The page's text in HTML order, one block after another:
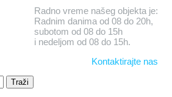
Radno vreme našeg objekta je:
Radnim danima od 08 do 20h,
subotom od 08 do 15h
i nedeljom od 08 do 15h.
Kontaktirajte nas
Traži